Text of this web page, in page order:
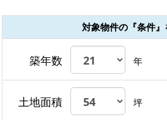
対象物件の『条件』
築年数 年
土地面積 坪